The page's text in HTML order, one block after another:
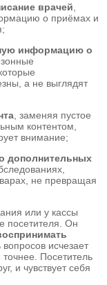
врачей
о приёмах и
информацию о
а не выглядят
, заменяя пустое
контентом,
внимание;
дополнительных
не превращая
или у кассы
посетителя. Он
вопросов исчезает
Посетитель
и чувствует себя